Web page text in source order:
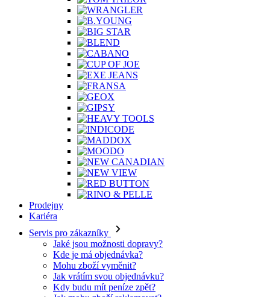
Servis pro zákazníky
Jaké jsou možnosti dopravy?
Kde je má objednávka?
Mohu zboží vyměnit?
Jak vrátím svou objednávku?
Kdy budu mít peníze zpět?
Jak mohu zboží reklamovat?
Odstoupení od smlouvy